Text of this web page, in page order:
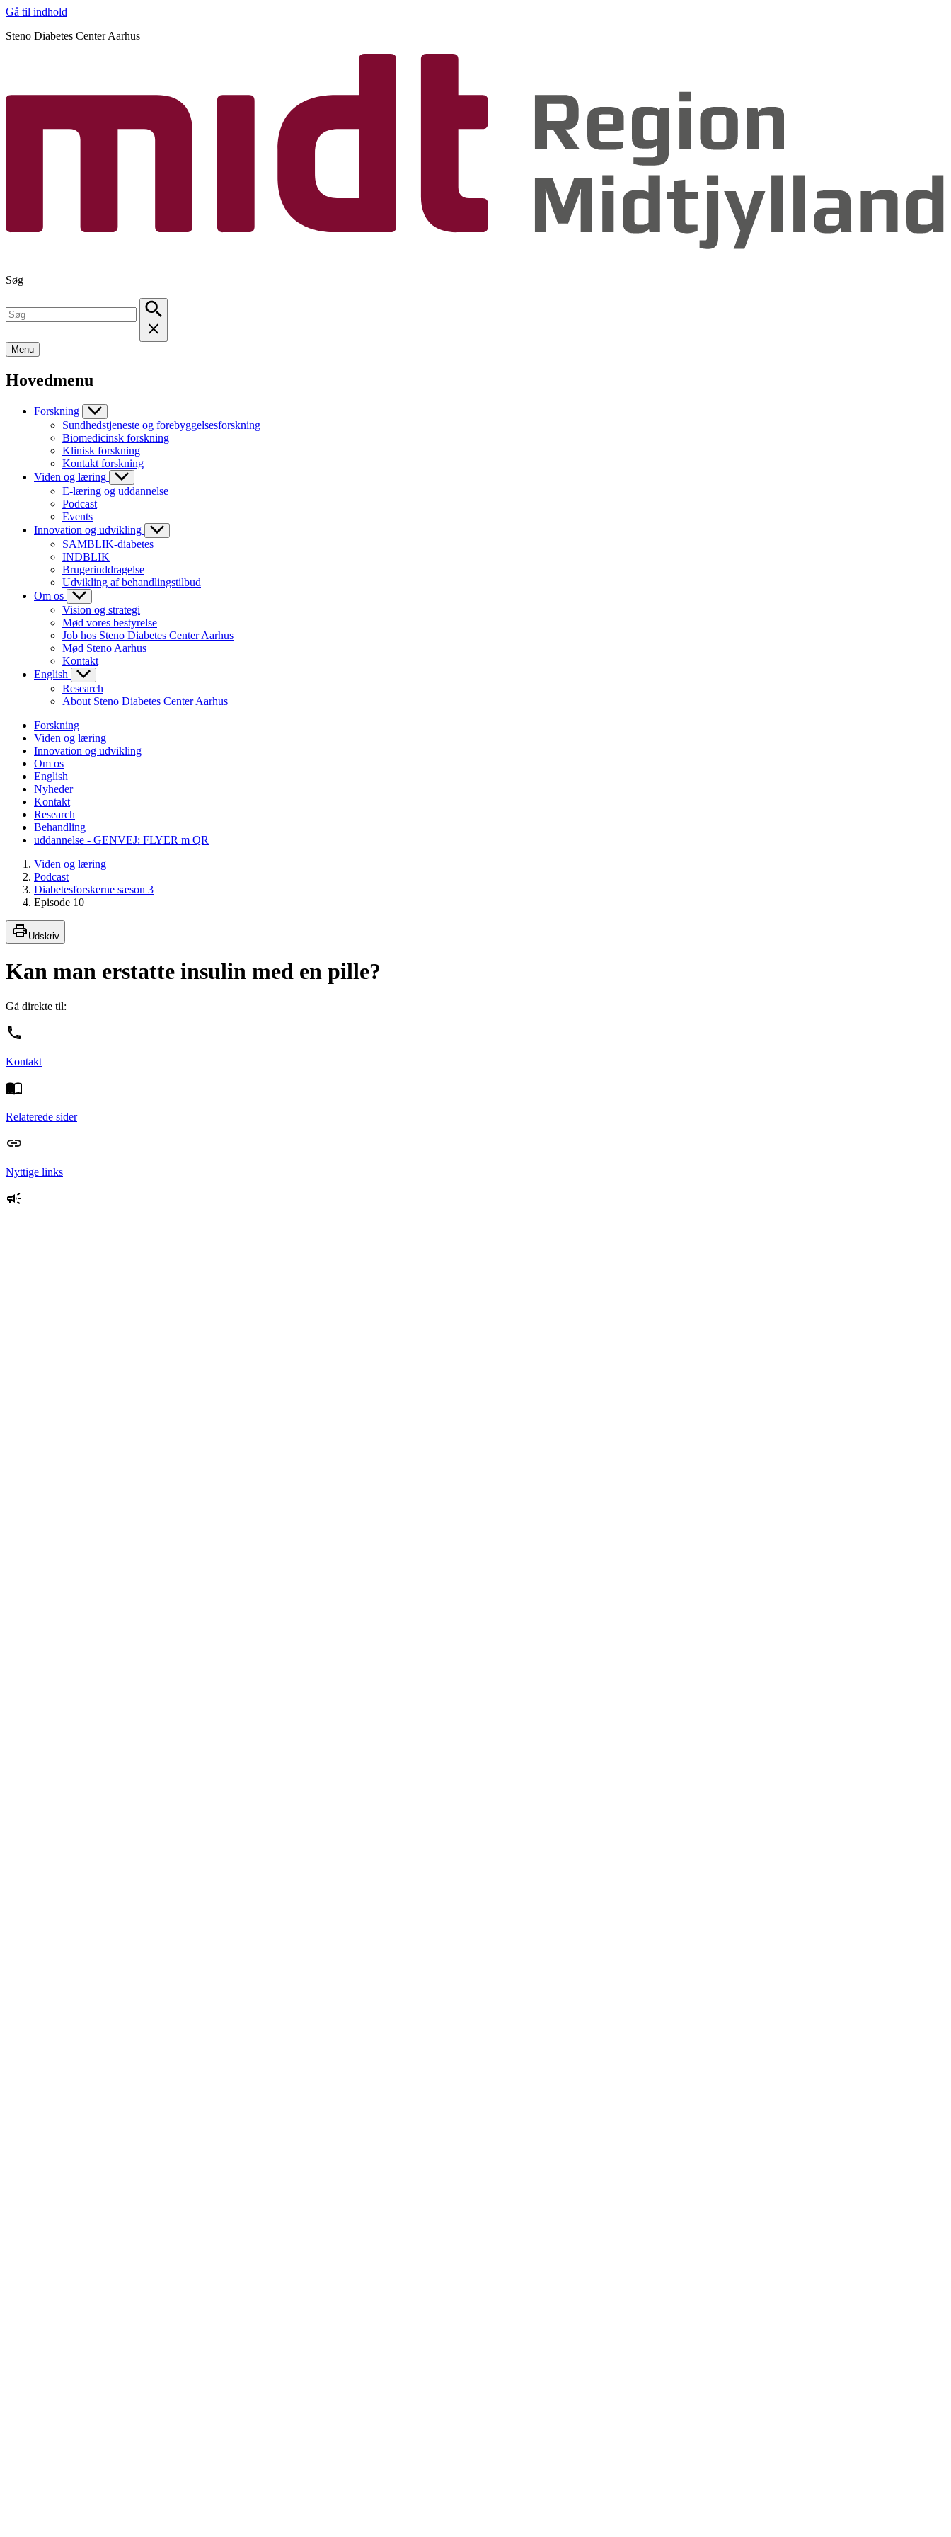
Gå til indhold
Steno Diabetes Center Aarhus
Søg
Menu
Hovedmenu
Forskning
Sundhedstjeneste og forebyggelsesforskning
Biomedicinsk forskning
Klinisk forskning
Kontakt forskning
Viden og læring
E-læring og uddannelse
Podcast
Events
Innovation og udvikling
SAMBLIK-diabetes
INDBLIK
Brugerinddragelse
Udvikling af behandlingstilbud
Om os
Vision og strategi
Mød vores bestyrelse
Job hos Steno Diabetes Center Aarhus
Mød Steno Aarhus
Kontakt
English
Research
About Steno Diabetes Center Aarhus
Forskning
Viden og læring
Innovation og udvikling
Om os
English
Nyheder
Kontakt
Research
Behandling
uddannelse - GENVEJ: FLYER m QR
Viden og læring
Podcast
Diabetesforskerne sæson 3
Episode 10
Udskriv
Kan man erstatte insulin med en pille?
Gå direkte til:
Kontakt
Relaterede sider
Nyttige links